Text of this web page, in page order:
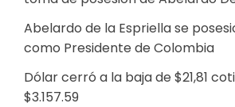
Abelardo de la Espriella se
como Presidente de Colombia
Dólar cerró a la baja de $21,81
$3.157.59